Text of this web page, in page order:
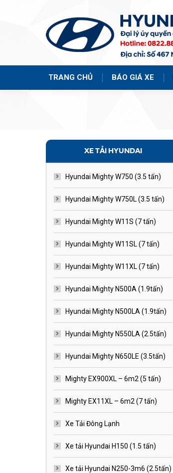
TRANG CHỦ BÁO GIÁ XE
XE TẢI HYUNDAI
Hyundai Mighty W750 (3.5 tấn)
Hyundai Mighty W750L (3.5 tấn)
Hyundai Mighty W11S (7 tấn)
Hyundai Mighty W11SL (7 tấn)
Hyundai Mighty W11XL (7 tấn)
Hyundai Mighty N500A (1.9tấn)
Hyundai Mighty N500LA (1.9tấn)
Hyundai Mighty N550LA (2.5tấn)
Hyundai Mighty N650LE (3.5tấn)
Mighty EX900XL – 6m2 (5 tấn)
Mighty EX11XL – 6m2 (7 tấn)
Xe Tải Đông Lạnh
Xe tải Hyundai H150 (1.5 tấn)
Xe tải Hyundai N250-3m6 (2.5tấn)